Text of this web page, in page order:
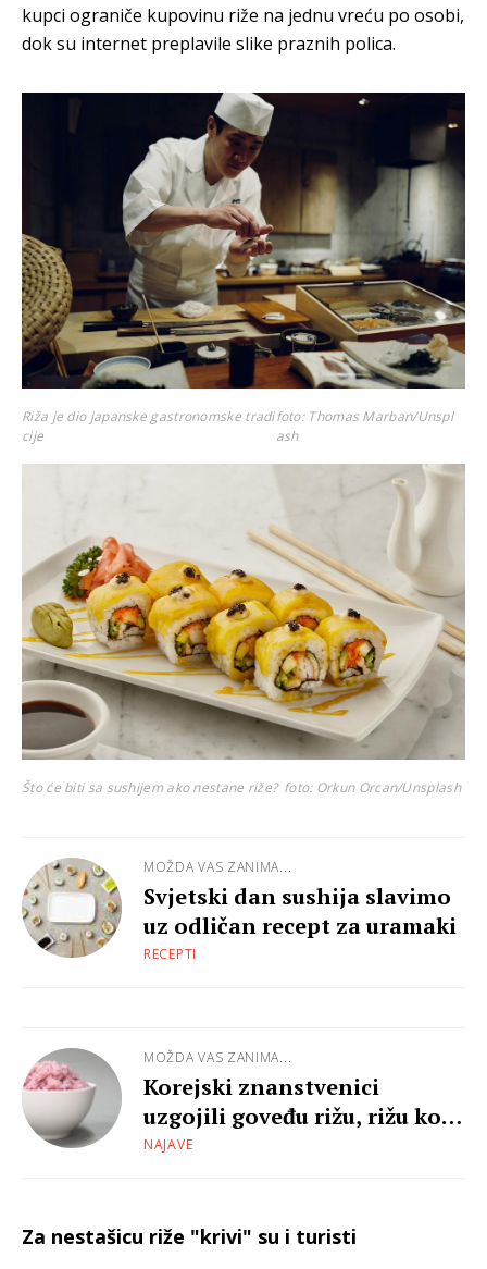
kupci ograniče kupovinu riže na jednu vreću po osobi,
dok su internet preplavile slike praznih polica.
Riža je dio japanske gastronomske tradi
cije
foto: Thomas Marban/Unspl
ash
Što će biti sa sushijem ako nestane riže? foto: Orkun Orcan/Unsplash
MOŽDA VAS ZANIMA...
Svjetski dan sushija slavimo
uz odličan recept za uramaki
RECEPTI
MOŽDA VAS ZANIMA...
Korejski znanstvenici
uzgojili goveđu rižu, rižu koja
sadrži proteine goveđeg
NAJAVE
Za nestašicu riže "krivi" su i turisti